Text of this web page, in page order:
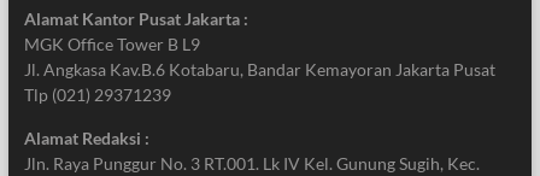
Alamat Kantor Pusat Jakarta :
MGK Office Tower B L9
Jl. Angkasa Kav.B.6 Kotabaru, Bandar Kemayoran Jakarta Pusat
Tlp (021) 29371239
Alamat Redaksi :
Jln. Raya Punggur No. 3 RT.001. Lk IV Kel. Gunung Sugih, Kec.